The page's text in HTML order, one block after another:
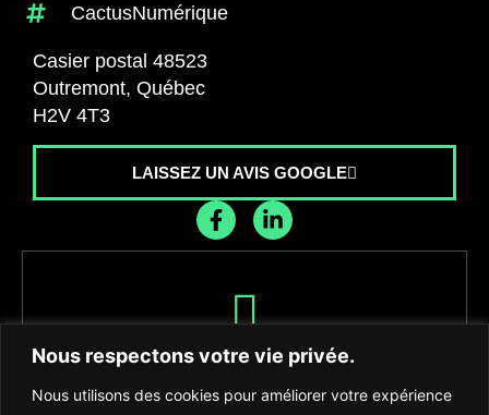
Nous respectons votre vie privée.
Nous utilisons des cookies pour améliorer votre expérience
CactusNumérique
Casier postal 48523
Outremont, Québec
H2V 4T3
LAISSEZ UN AVIS GOOGLE
Recevez les dernières nouvelles de